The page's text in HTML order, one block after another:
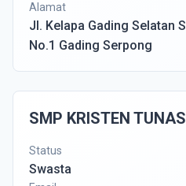
Alamat
Jl. Kelapa Gading Selatan
No.1 Gading Serpong
SMP KRISTEN
Status
Swasta